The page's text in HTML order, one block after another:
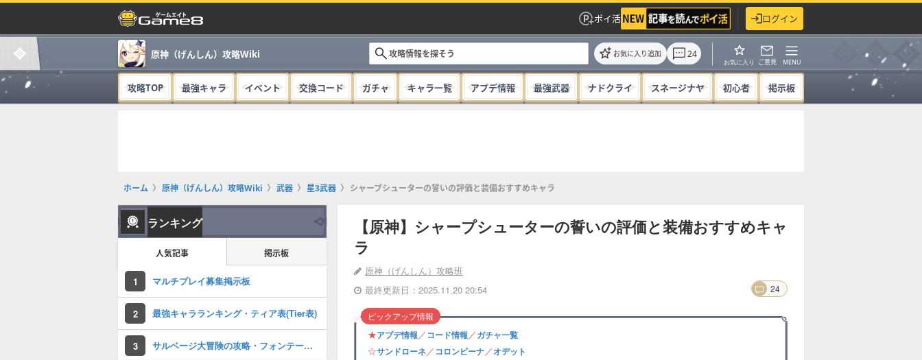
ポイ活 ログイン
原神（げんしん）攻略Wiki お気に入り追加 24
お気に入り ご意見 MENU
攻略TOP 最強キャラ イベント 交換コード ガチャ キャラ一覧 アプデ情報 最強武器 ナドクライ スネージナヤ 初心者 掲示板
ホーム 原神（げんしん）攻略Wiki 武器 星3武器 シャープシューターの誓いの評価と装備おすすめキャラ
【原神】シャープシューターの誓いの評価と装備おすすめキャ
ラ
原神（げんしん）攻略班
最終更新日：2025.11.20 20:54
24
★アプデ情報／コード情報／ガチャ一覧
☆サンドローネ／コロンビーナ／オデット
ピックアップ情報
ランキング
人気記事 掲示板
1 マルチプレイ募集掲示板
2 最強キャラランキング・ティア表(Tier表)
3 サルベージ大冒険の攻略・フォンテーヌ夏イベント